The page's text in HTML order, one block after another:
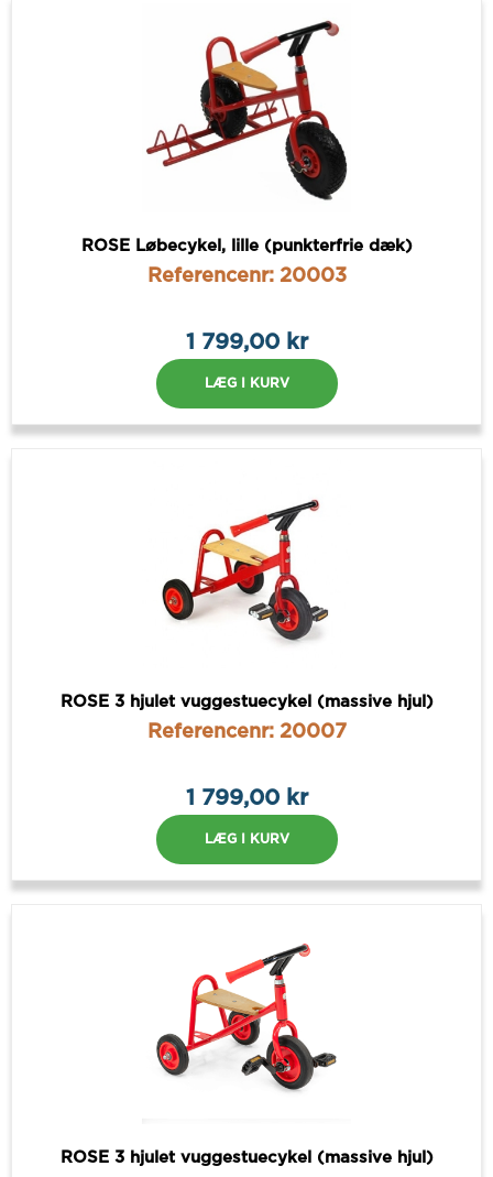
ROSE Løbecykel, lille (punkterfrie dæk)
Referencenr: 20003
1 799,00 kr
LÆG I KURV
ROSE 3 hjulet vuggestuecykel (massive hjul)
Referencenr: 20007
1 799,00 kr
LÆG I KURV
ROSE 3 hjulet vuggestuecykel (massive hjul)